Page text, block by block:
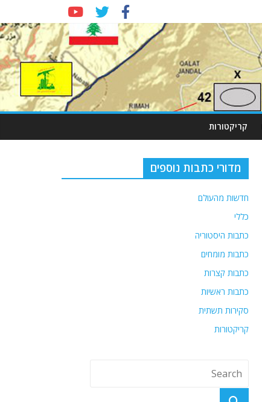
קריקטורות
מדורי כתבות נוספים
חדשות מהעולם
כללי
כתבות היסטוריה
כתבות מומחים
כתבות קצרות
כתבות ראשיות
סקירות תשתית
קריקטורות